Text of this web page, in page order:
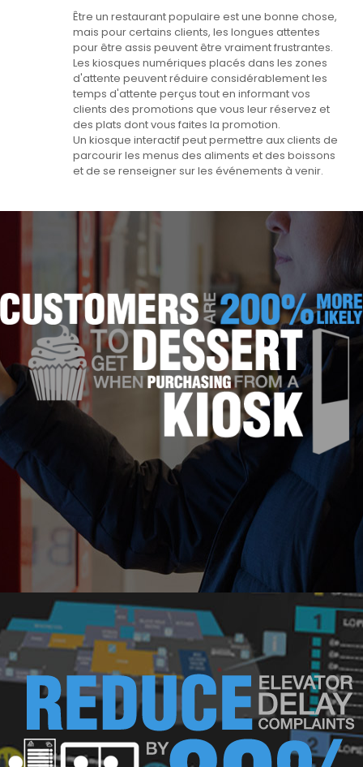
Être un restaurant populaire est une bonne chose,
mais pour certains clients, les longues attentes
pour être assis peuvent être vraiment frustrantes.
Les kiosques numériques placés dans les zones
d'attente peuvent réduire considérablement les
temps d'attente perçus tout en informant vos
clients des promotions que vous leur réservez et
des plats dont vous faites la promotion.
Un kiosque interactif peut permettre aux clients de
parcourir les menus des aliments et des boissons
et de se renseigner sur les événements à venir.